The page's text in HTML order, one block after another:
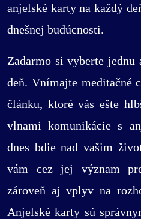
anjelské karty na každý
dnešnej budúcnosti.
Zadarmo si vyberte
deň. Vnímajte meditačné
článku, ktoré vás ešte
vlnami komunikácie s
dnes bdie nad vašim
vám cez jej význam
zároveň aj vplyv na
Anjelské karty sú